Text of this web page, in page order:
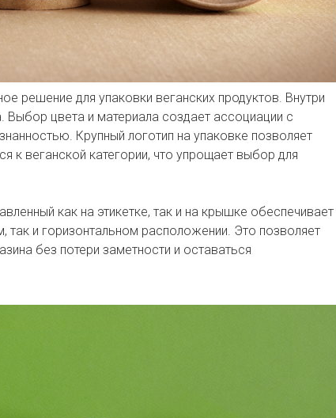
решение для упаковки веганских продуктов. Внутри
цвета и материала создает ассоциации с
Крупный логотип на упаковке позволяет
к веганской категории, что упрощает выбор для
как на этикетке, так и на крышке обеспечивает
так и горизонтальном расположении. Это позволяет
без потери заметности и оставаться